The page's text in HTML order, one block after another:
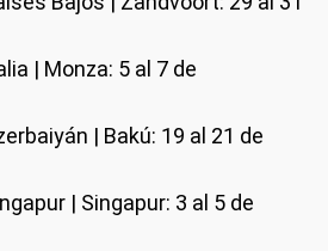
| Monza: 5 al 7 de
| Bakú: 19 al 21 de
| Singapur: 3 al 5 de